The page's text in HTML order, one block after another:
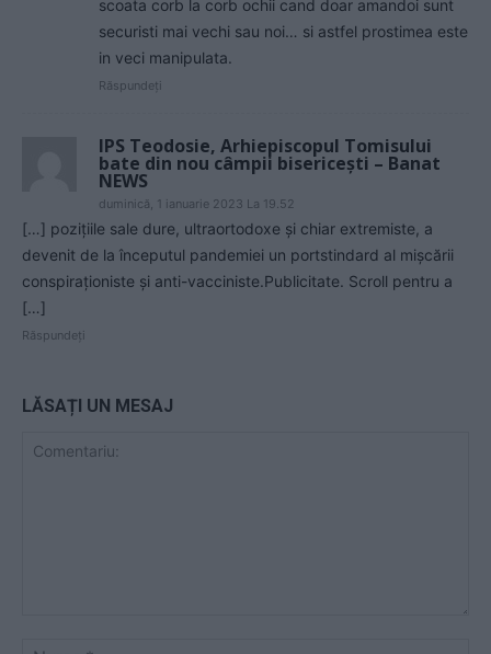
scoata corb la corb ochii cand doar amandoi sunt
securisti mai vechi sau noi… si astfel prostimea este
in veci manipulata.
Răspundeți
IPS Teodosie, Arhiepiscopul Tomisului
bate din nou câmpii bisericești – Banat
NEWS
duminică, 1 ianuarie 2023 La 19.52
[…] pozițiile sale dure, ultraortodoxe și chiar extremiste, a
devenit de la începutul pandemiei un portstindard al mișcării
conspiraționiste și anti-vacciniste.Publicitate. Scroll pentru a
[…]
Răspundeți
LĂSAȚI UN MESAJ